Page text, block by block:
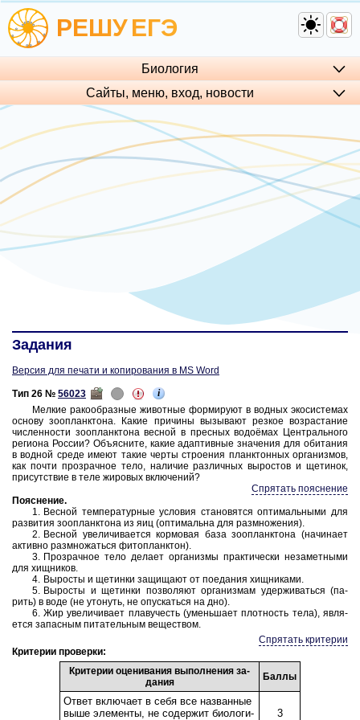
РЕШУЕГЭ
Биология
Сайты, меню, вход, но­во­сти
Задания
Версия для печати и копирования в MS Word
Тип 26 № 56023
i
Мел­кие ра­ко­об­раз­ные жи­вот­ные фор­ми­ру­ют в вод­ных эко­си­сте­мах
ос­но­ву зоо­планк­то­на. Какие при­чи­ны вы­зы­ва­ют рез­кое воз­рас­та­ние
чис­лен­но­сти зоо­планк­то­на вес­ной в прес­ных водоёмах Цен­траль­но­го
ре­ги­о­на Рос­сии? Объ­яс­ни­те, какие адап­тив­ные зна­че­ния для оби­та­ния
в вод­ной среде имеют такие черты стро­е­ния планк­тон­ных ор­га­низ­мов,
как почти про­зрач­ное тело, на­ли­чие раз­лич­ных вы­ро­стов и ще­ти­нок,
при­сут­ствие в теле жи­ро­вых вклю­че­ний?
Спрятать пояснение
По­яс­не­ние.
1. Вес­ной тем­пе­ра­тур­ные усло­вия ста­но­вят­ся оп­ти­маль­ны­ми для
раз­ви­тия зоо­планк­то­на из яиц (оп­ти­маль­на для раз­мно­же­ния).
2. Вес­ной уве­ли­чи­ва­ет­ся кор­мо­вая база зоо­планк­то­на (на­чи­на­ет
ак­тив­но раз­мно­жать­ся фи­то­планк­тон).
3. Про­зрач­ное тело де­ла­ет ор­га­низ­мы прак­ти­че­ски не­за­мет­ны­ми
для хищ­ни­ков.
4. Вы­ро­сты и ще­тин­ки за­щи­ща­ют от по­еда­ния хищ­ни­ка­ми.
5. Вы­ро­сты и ще­тин­ки поз­во­ля­ют ор­га­низ­мам удер­жи­вать­ся (па­
рить) в воде (не уто­нуть, не опус­кать­ся на дно).
6. Жир уве­ли­чи­ва­ет пла­ву­честь (умень­ша­ет плот­ность тела), яв­ля­
ет­ся за­пас­ным пи­та­тель­ным ве­ще­ством.
Спрятать критерии
Критерии проверки:
Кри­те­рии оце­ни­ва­ния вы­пол­не­ния за­
да­ния
Баллы
Ответ вклю­ча­ет в себя все на­зван­ные
выше эле­мен­ты, не со­дер­жит био­ло­ги­
3